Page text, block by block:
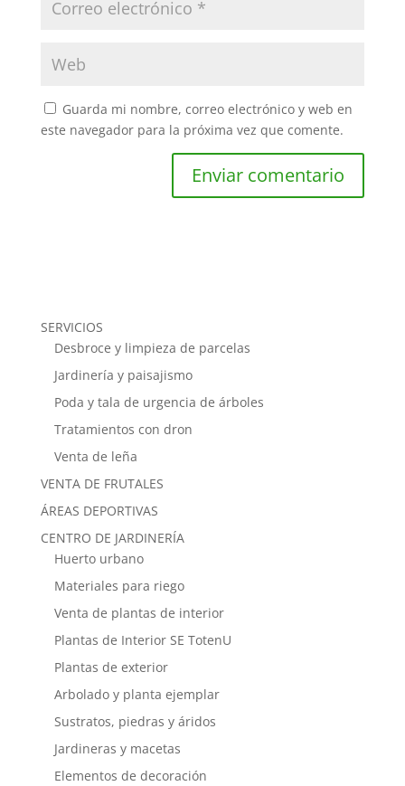
Guarda mi nombre, correo electrónico y web en
este navegador para la próxima vez que comente.
SERVICIOS
Desbroce y limpieza de parcelas
Jardinería y paisajismo
Poda y tala de urgencia de árboles
Tratamientos con dron
Venta de leña
VENTA DE FRUTALES
ÁREAS DEPORTIVAS
CENTRO DE JARDINERÍA
Huerto urbano
Materiales para riego
Venta de plantas de interior
Plantas de Interior SE TotenU
Plantas de exterior
Arbolado y planta ejemplar
Sustratos, piedras y áridos
Jardineras y macetas
Elementos de decoración